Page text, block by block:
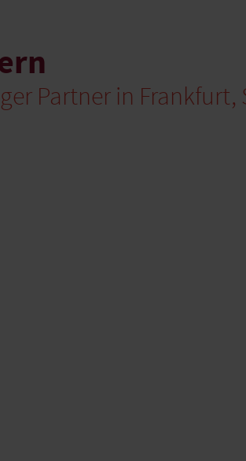
Partner in